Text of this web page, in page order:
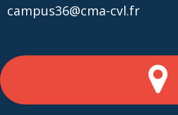
campus36@cma-cvl.fr